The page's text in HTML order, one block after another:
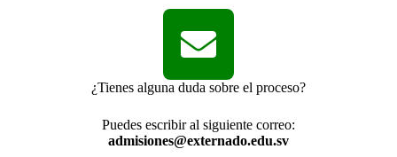
¿Tienes alguna duda sobre el proceso?
Puedes escribir al siguiente correo:
admisiones@externado.edu.sv